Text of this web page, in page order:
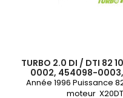
TURBO 2.0 DI / DTI 82
0002, 454098-
Année 1996 Puissance
moteur